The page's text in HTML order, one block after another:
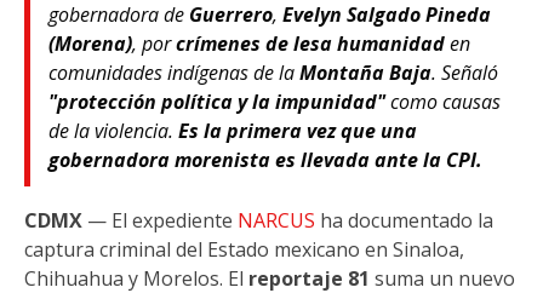
gobernadora de Guerrero, Evelyn Salgado Pineda
(Morena), porcrímenes de lesa humanidaden
comunidades indígenas de laMontaña Baja. Señaló
"protección política y la impunidad"como causas
de la violencia. Es la primera vez que una
gobernadora morenista es llevada ante la CPI.
CDMX — El expediente NARCUS ha documentado la
captura criminal del Estado mexicano en Sinaloa,
Chihuahua y Morelos. El reportaje 81 suma un nuevo